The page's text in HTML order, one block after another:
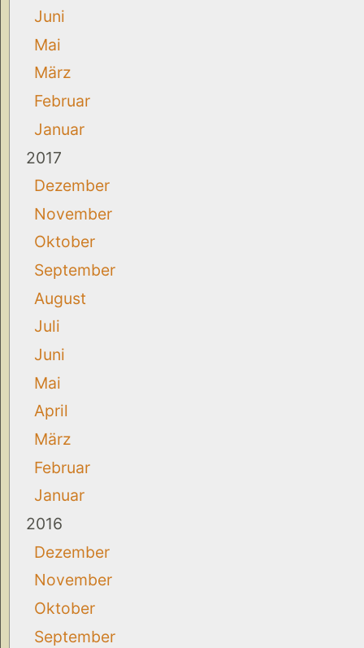
Juni
Mai
März
Februar
Januar
2017
Dezember
November
Oktober
September
August
Juli
Juni
Mai
April
März
Februar
Januar
2016
Dezember
November
Oktober
September